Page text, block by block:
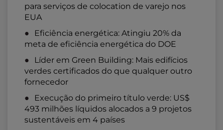
para serviços de colocation de varejo nos
EUA
Eficiência energética: Atingiu 20% da
meta de eficiência energética do DOE
Líder em Green Building: Mais edifícios
verdes certificados do que qualquer outro
fornecedor
Execução do primeiro título verde: US$
493 milhões líquidos alocados a 9 projetos
sustentáveis em 4 países